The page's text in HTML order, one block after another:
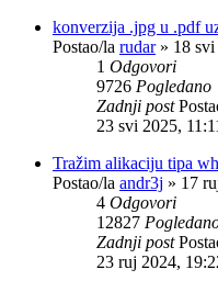
konverzija .jpg u .pdf
Postao/la rudar» 18
1 Odgovori
9726 Pogledano
Zadnji post
23 svi 2025,
Tražim alikaciju tipa
Postao/la andr3j » 17
4 Odgovori
12827
Zadnji post
23 ruj 2024,